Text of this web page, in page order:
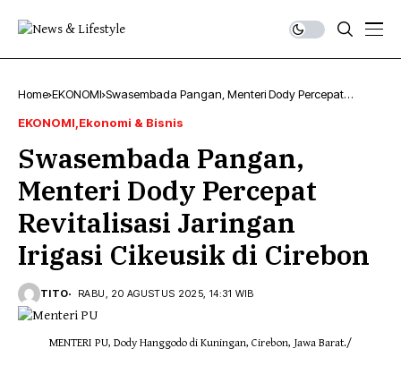
Home EKONOMI Swasembada Pangan, Menteri Dody Percepat
EKONOMI Ekonomi & Bisnis
Swasembada Pangan,
Menteri Dody Percepat
Revitalisasi Jaringan
Irigasi Cikeusik di Cirebon
TITO RABU, 20 AGUSTUS 2025, 14:31 WIB
MENTERI PU, Dody Hanggodo di Kuningan, Cirebon, Jawa Barat./